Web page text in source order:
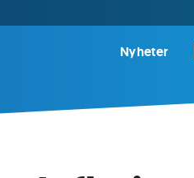
Nyheter